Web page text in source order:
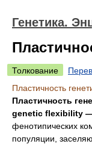
Генетика.
Толкование
Пластичность
Пластичность
genetic flexibility
фенотипических
популяции,